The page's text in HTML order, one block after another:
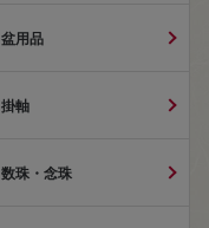
盆用品
掛軸
数珠・念珠